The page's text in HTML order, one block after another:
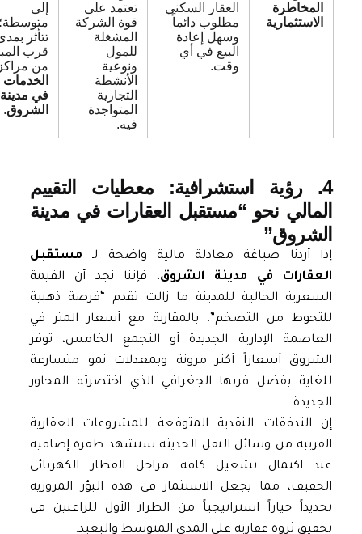
المخاطرة
الاستثمارية
العقار السكني
مطلوب دائماً
وسهل إعادة
البيع في أي
وقت.
تعتمد على
قوة الشركة
المشغلة
للمول
ونوعية
الأنشطة
التجارية
المتواجدة
متوسطة؛
تتأثر بمدى
قرب المبنى
من مراكز
الخدمات
في مدينة
الشروق.
4. رؤية استشرافية: معطيات التقييم
المالي نحو “مستقبل العقارات في مدينة
الشروق”
إذا أردنا صياغة معادلة مالية واضحة لـ مستقبل
العقارات في مدينة الشروق، فإننا نجد أن القيمة
السعرية الحالية للمدينة ما زالت تقدم “فرصة ذهبية
للتحوط من التضخم”. بالمقارنة مع أسعار المتر في
العاصمة الإدارية الجديدة أو التجمع الخامس، توفر
الشروق أسعاراً أكثر مرونة وبمعدلات نمو متسارعة
للغاية بفضل قربها الجغرافي الذي اختصرته المحاور
الجديدة.
إن التدفقات النقدية المتوقعة للمشروعات العقارية
القريبة من وسائل النقل الحديثة ستشهد طفرة إضافية
عند اكتمال تشغيل كافة مراحل القطار الكهربائي
الخفيف، مما يجعل الاستثمار في هذه البؤر المرورية
تحديداً خياراً استراتيجياً من الطراز الأول للراغبين في
تحقيق ثروة عقارية على المدى المتوسط والبعيد.